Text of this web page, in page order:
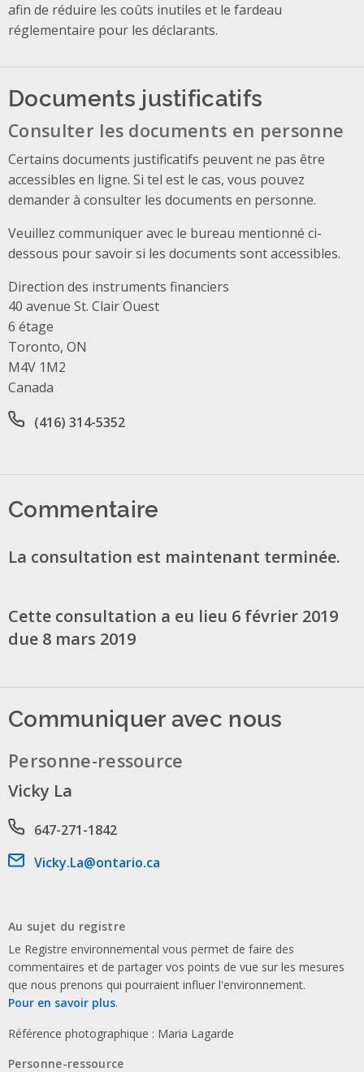
afin de réduire les coûts inutiles et le fardeau
réglementaire pour les déclarants.
Documents justificatifs
Consulter les documents en personne
Certains documents justificatifs peuvent ne pas être
accessibles en ligne. Si tel est le cas, vous pouvez
demander à consulter les documents en personne.
Veuillez communiquer avec le bureau mentionné ci-
dessous pour savoir si les documents sont accessibles.
Direction des instruments financiers
Address
40 avenue St. Clair Ouest
6 étage
Toronto, ON
M4V 1M2
Canada
Office phone number
(416) 314-5352
Commentaire
La consultation est maintenant terminée.
Cette consultation a eu lieu 6 février 2019
due 8 mars 2019
Communiquer avec nous
Personne-ressource
Vicky La
Phone number
647-271-1842
Email address
Vicky.La@ontario.ca
Au sujet du registre
Le Registre environnemental vous permet de faire des
commentaires et de partager vos points de vue sur les mesures
que nous prenons qui pourraient influer l'environnement.
Pour en savoir plus.
Référence photographique : Maria Lagarde
Personne-ressource